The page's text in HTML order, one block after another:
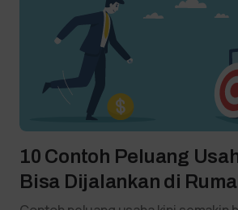
10 Contoh Peluang
Bisa Dijalankan di